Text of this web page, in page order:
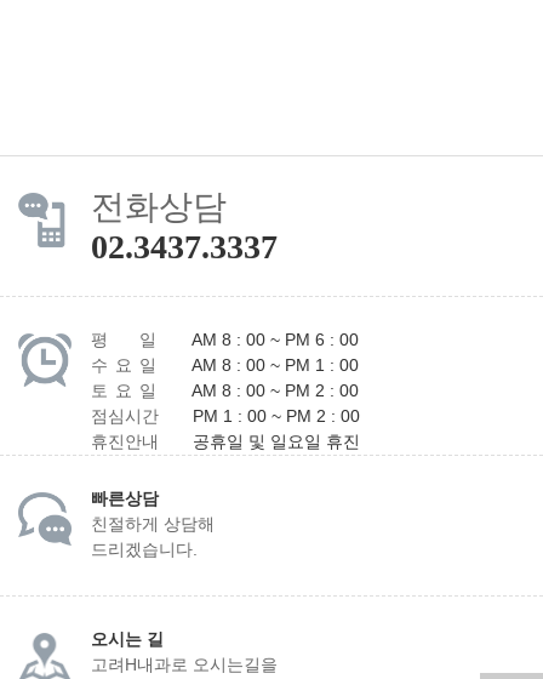
전화상담
02.3437.3337
평 일
AM 8 : 00 ~ PM 6 : 00
수 요 일
AM 8 : 00 ~ PM 1 : 00
토 요 일
AM 8 : 00 ~ PM 2 : 00
점심시간
PM 1 : 00 ~ PM 2 : 00
휴진안내
공휴일 및 일요일 휴진
빠른상담
친절하게 상담해
드리겠습니다.
오시는 길
고려H내과로 오시는길을